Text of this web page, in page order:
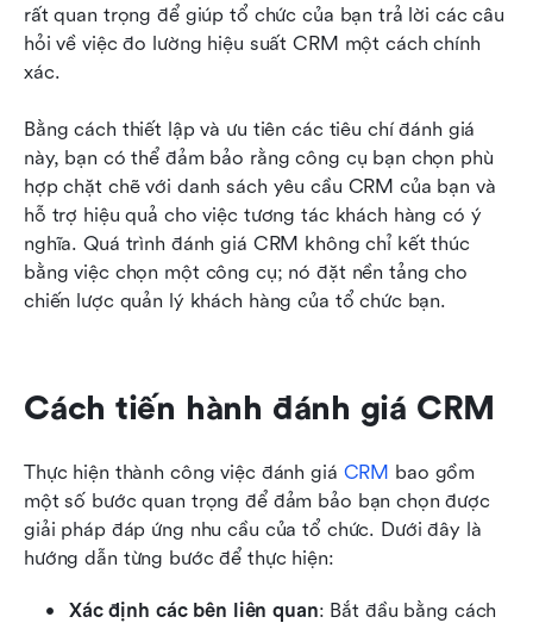
rất quan trọng để giúp tổ chức của bạn trả lời các câu
hỏi về việc đo lường hiệu suất CRM một cách chính
xác.
Bằng cách thiết lập và ưu tiên các tiêu chí đánh giá
này, bạn có thể đảm bảo rằng công cụ bạn chọn phù
hợp chặt chẽ với danh sách yêu cầu CRM của bạn và
hỗ trợ hiệu quả cho việc tương tác khách hàng có ý
nghĩa. Quá trình đánh giá CRM không chỉ kết thúc
bằng việc chọn một công cụ; nó đặt nền tảng cho
chiến lược quản lý khách hàng của tổ chức bạn.
Cách tiến hành đánh giá CRM
Thực hiện thành công việc đánh giá CRM bao gồm
một số bước quan trọng để đảm bảo bạn chọn được
giải pháp đáp ứng nhu cầu của tổ chức. Dưới đây là
hướng dẫn từng bước để thực hiện:
Xác định các bên liên quan: Bắt đầu bằng cách